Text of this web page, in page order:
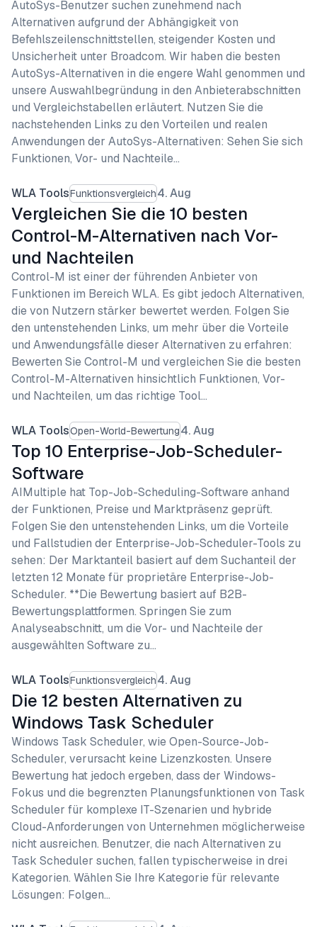
AutoSys-Benutzer suchen zunehmend nach
Alternativen aufgrund der Abhängigkeit von
Befehlszeilenschnittstellen, steigender Kosten und
Unsicherheit unter Broadcom. Wir haben die besten
AutoSys-Alternativen in die engere Wahl genommen und
unsere Auswahlbegründung in den Anbieterabschnitten
und Vergleichstabellen erläutert. Nutzen Sie die
nachstehenden Links zu den Vorteilen und realen
Anwendungen der AutoSys-Alternativen: Sehen Sie sich
Funktionen, Vor- und Nachteile…
WLA ToolsFunktionsvergleich4. Aug
Vergleichen Sie die 10 besten
Control-M-Alternativen nach Vor-
und Nachteilen
Control-M ist einer der führenden Anbieter von
Funktionen im Bereich WLA. Es gibt jedoch Alternativen,
die von Nutzern stärker bewertet werden. Folgen Sie
den untenstehenden Links, um mehr über die Vorteile
und Anwendungsfälle dieser Alternativen zu erfahren:
Bewerten Sie Control-M und vergleichen Sie die besten
Control-M-Alternativen hinsichtlich Funktionen, Vor-
und Nachteilen, um das richtige Tool…
WLA ToolsOpen-World-Bewertung4. Aug
Top 10 Enterprise-Job-Scheduler-
Software
AIMultiple hat Top-Job-Scheduling-Software anhand
der Funktionen, Preise und Marktpräsenz geprüft.
Folgen Sie den untenstehenden Links, um die Vorteile
und Fallstudien der Enterprise-Job-Scheduler-Tools zu
sehen: Der Marktanteil basiert auf dem Suchanteil der
letzten 12 Monate für proprietäre Enterprise-Job-
Scheduler. **Die Bewertung basiert auf B2B-
Bewertungsplattformen. Springen Sie zum
Analyseabschnitt, um die Vor- und Nachteile der
ausgewählten Software zu…
WLA ToolsFunktionsvergleich4. Aug
Die 12 besten Alternativen zu
Windows Task Scheduler
Windows Task Scheduler, wie Open-Source-Job-
Scheduler, verursacht keine Lizenzkosten. Unsere
Bewertung hat jedoch ergeben, dass der Windows-
Fokus und die begrenzten Planungsfunktionen von Task
Scheduler für komplexe IT-Szenarien und hybride
Cloud-Anforderungen von Unternehmen möglicherweise
nicht ausreichen. Benutzer, die nach Alternativen zu
Task Scheduler suchen, fallen typischerweise in drei
Kategorien. Wählen Sie Ihre Kategorie für relevante
Lösungen: Folgen…